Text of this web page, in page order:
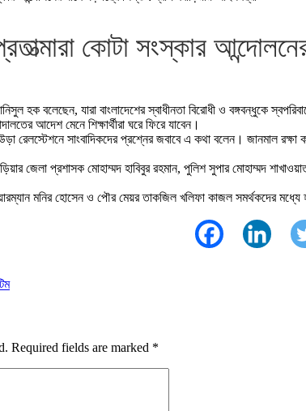
কোটা সংস্কার
হক বলেছেন, যারা বাংলাদেশের স্বাধীনতা বিরোধী ও বঙ্গবন্ধুকে
আদেশ মেনে শিক্ষার্থীরা ঘরে ফিরে যাবেন।
রেলস্টেশনে সাংবাদিকদের প্রশ্নের জবাবে এ কথা বলেন। জানমাল
জেলা প্রশাসক মোহাম্মদ হাবিবুর রহমান, পুলিশ সুপার
মনির হোসেন ও পৌর মেয়র তাকজিল খলিফা কাজল সমর্থকদের
Required fields are marked *